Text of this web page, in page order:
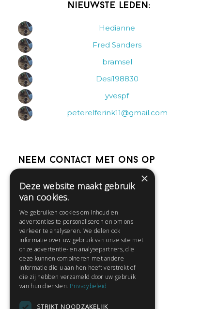
Nieuwste leden:
Hedianne
Fred Sanders
bramsel
Desi198830
yvespf
peterelferink11@gmail.com
Neem contact met ons op
Help
Contact
Huisregels
Snel naar:
Gratis aanmelden
×
Deze website maakt gebruik
van cookies.
We gebruiken cookies om inhoud en
advertenties te personaliseren en om ons
verkeer te analyseren. We delen ook
informatie over uw gebruik van onze site met
onze advertentie- en analysepartners, die
deze kunnen combineren met andere
informatie die u aan hen heeft verstrekt of
die zij hebben verzameld door uw gebruik
van hun diensten. Privacybeleid
STRIKT NOODZAKELIJK